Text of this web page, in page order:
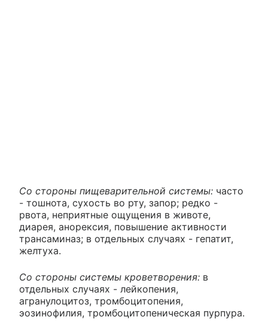
Со стороны пищеварительной системы: часто
- тошнота, сухость во рту, запор; редко -
рвота, неприятные ощущения в животе,
диарея, анорексия, повышение активности
трансаминаз; в отдельных случаях - гепатит,
желтуха.
Со стороны системы кроветворения: в
отдельных случаях - лейкопения,
агранулоцитоз, тромбоцитопения,
эозинофилия, тромбоцитопеническая пурпура.